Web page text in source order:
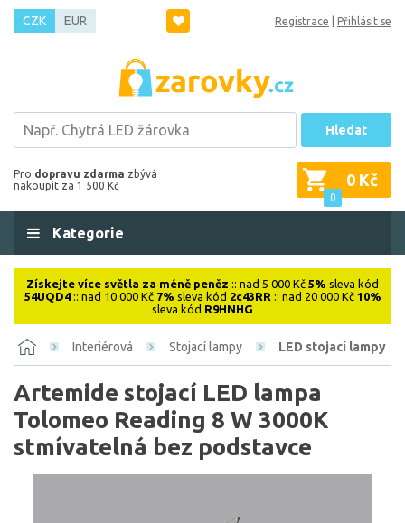
CZK EUR Registrace Přihlásit se
Hledat
Pro dopravu zdarma zbývá
nakoupit za 1 500 Kč
0
0 Kč
Kategorie
Získejte více světla za méně peněz :: nad 5 000 Kč 5% sleva kód
54UQD4:: nad 10 000 Kč 7% sleva kód 2c43RR :: nad 20 000 Kč 10%
sleva kód R9HNHG
Interiérová Stojací lampy LED stojací lampy
Artemide stojací LED lampa
Tolomeo Reading 8 W 3000K
stmívatelná bez podstavce